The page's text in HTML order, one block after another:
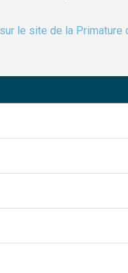
sur le site de la Primature